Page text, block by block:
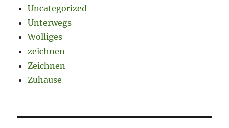
Uncategorized
Unterwegs
Wolliges
zeichnen
Zeichnen
Zuhause